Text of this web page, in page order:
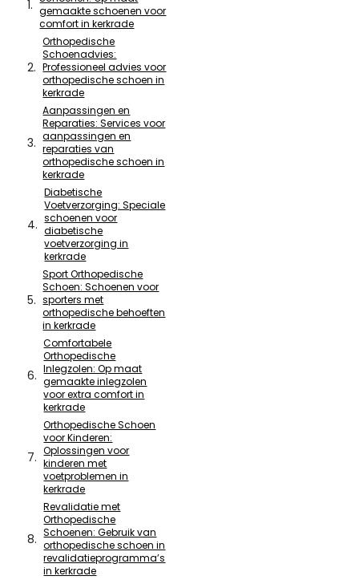
gemaakte schoenen voor
comfort in kerkrade
Orthopedische
Schoenadvies:
Professioneel advies voor
orthopedische schoen in
kerkrade
Aanpassingen en
Reparaties: Services voor
aanpassingen en
reparaties van
orthopedische schoen in
kerkrade
Diabetische
Voetverzorging: Speciale
schoenen voor
diabetische
voetverzorging in
kerkrade
Sport Orthopedische
Schoen: Schoenen voor
sporters met
orthopedische behoeften
in kerkrade
Comfortabele
Orthopedische
Inlegzolen: Op maat
gemaakte inlegzolen
voor extra comfort in
kerkrade
Orthopedische Schoen
voor Kinderen:
Oplossingen voor
kinderen met
voetproblemen in
kerkrade
Revalidatie met
Orthopedische
Schoenen: Gebruik van
orthopedische schoen in
revalidatieprogramma’s
in kerkrade